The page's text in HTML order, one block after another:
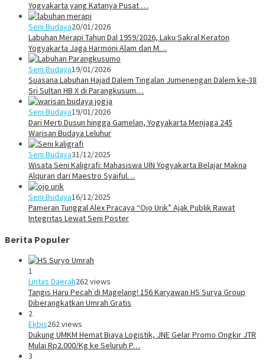
Yogyakarta yang Katanya Pusat …
Seni Budaya20/01/2026
Labuhan Merapi Tahun Dal 1959/2026, Laku Sakral Keraton
Yogyakarta Jaga Harmoni Alam dan M…
Seni Budaya19/01/2026
Suasana Labuhan Hajad Dalem Tingalan Jumenengan Dalem ke-38
Sri Sultan HB X di Parangkusum…
Seni Budaya19/01/2026
Dari Merti Dusun hingga Gamelan, Yogyakarta Menjaga 245
Warisan Budaya Leluhur
Seni Budaya31/12/2025
Wisata Seni Kaligrafi: Mahasiswa UIN Yogyakarta Belajar Makna
Alquran dari Maestro Syaiful…
Seni Budaya16/12/2025
Pameran Tunggal Alex Pracaya “Ojo Urik” Ajak Publik Rawat
Integritas Lewat Seni Poster
Berita Populer
1
Lintas Daerah262 views
Tangis Haru Pecah di Magelang! 156 Karyawan HS Surya Group
Diberangkatkan Umrah Gratis
2
Ekbis262 views
Dukung UMKM Hemat Biaya Logistik, JNE Gelar Promo Ongkir JTR
Mulai Rp2.000/Kg ke Seluruh P…
3